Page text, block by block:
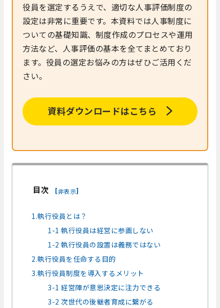
役員を選定するうえで、適切な人事評価制度の
設定は非常に重要です。本資料では人事制度に
ついての基礎知識、制度作成のプロセスや運用
方法など、人事評価の基本を全てまとめており
ます。役員の選定お悩みの方はぜひご活用くだ
さい。
資料ダウンロードはこちら
目次 [非表示]
1.執行役員とは？
1-1 執行役員は経営に参画しない
1-2 執行役員の設置は義務ではない
2.執行役員を任命する目的
3.執行役員制度を導入するメリット
3-1 経営陣が意思決定に注力できる
3-2 次世代の後継者育成に繋がる